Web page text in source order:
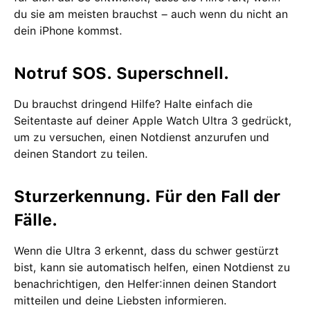
du sie am meisten brauchst – auch wenn du nicht an
dein iPhone kommst.
Notruf SOS. Superschnell.
Du brauchst dringend Hilfe? Halte einfach die
Seitentaste auf deiner Apple Watch Ultra 3 gedrückt,
um zu versuchen, einen Notdienst anzurufen und
deinen Standort zu teilen.
Sturzerkennung. Für den Fall der
Fälle.
Wenn die Ultra 3 erkennt, dass du schwer gestürzt
bist, kann sie automatisch helfen, einen Notdienst zu
benachrichtigen, den Helfer:innen deinen Standort
mitteilen und deine Liebsten informieren.